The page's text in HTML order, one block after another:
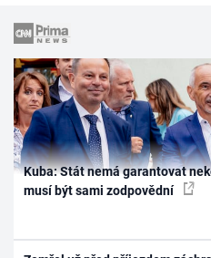
Kuba: Stát nemá garantovat
musí být sami zodpovědní